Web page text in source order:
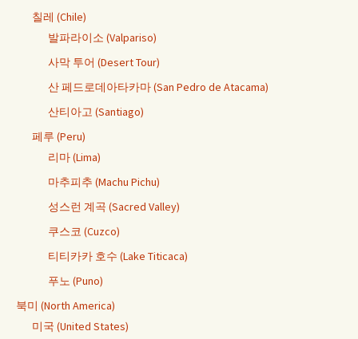
칠레 (Chile)
발파라이소 (Valpariso)
사막 투어 (Desert Tour)
산 페드로데아타카마 (San Pedro de Atacama)
산티아고 (Santiago)
페루 (Peru)
리마 (Lima)
마추피추 (Machu Pichu)
성스런 계곡 (Sacred Valley)
쿠스코 (Cuzco)
티티카카 호수 (Lake Titicaca)
푸노 (Puno)
북미 (North America)
미국 (United States)